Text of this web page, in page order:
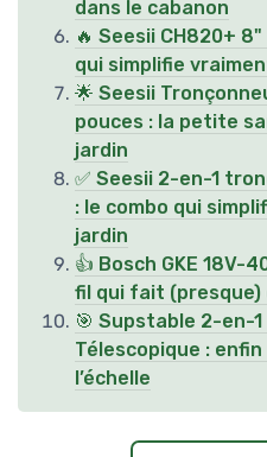
dans le cabanon
🔥 Seesii CH820+
qui simplifie
🌟 Seesii
pouces : la petite
jardin
✅ Seesii 2-en-1
: le combo qui
jardin
👍 Bosch GKE 18V-
fil qui fait (presque)
🎯 Supstable 2-en-
Télescopique :
l’échelle